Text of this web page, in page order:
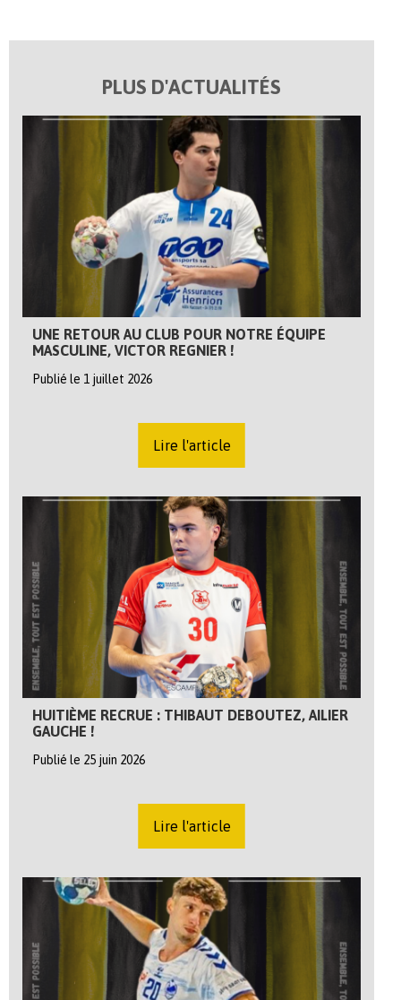
PLUS D'ACTUALITÉS
UNE RETOUR AU CLUB POUR NOTRE ÉQUIPE
MASCULINE, VICTOR REGNIER !
Publié le 1 juillet 2026
Lire l'article
HUITIÈME RECRUE : THIBAUT DEBOUTEZ, AILIER
GAUCHE !
Publié le 25 juin 2026
Lire l'article